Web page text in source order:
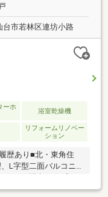
台市若林区連坊小路
ーホ
浴室乾燥機
リフォームリノベー
ション
歴あり■北・東角住
L字型二面バルコニ
育細則有)■ホワイエ